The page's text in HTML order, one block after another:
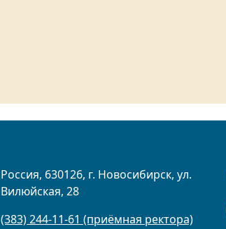
Россия, 630126, г. Новосибирск, ул.
Вилюйская, 28
(383) 244-11-61 (приёмная ректора)